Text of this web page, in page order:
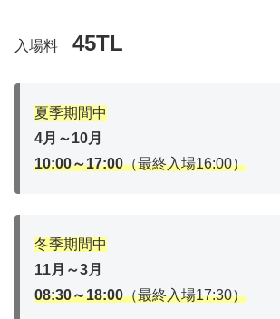
入場料 45TL
夏季期間中
4月～10月
10:00～17:00（最終入場16:00）
冬季期間中
11月～3月
08:30～18:00（最終入場17:30）